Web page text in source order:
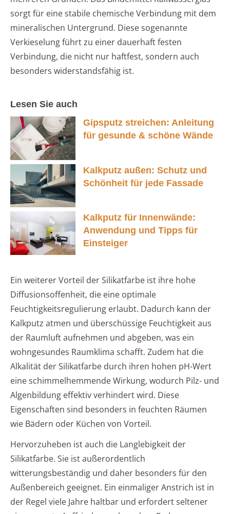
sorgt für eine stabile chemische Verbindung mit dem
mineralischen Untergrund. Diese sogenannte
Verkieselung führt zu einer dauerhaft festen
Verbindung, die nicht nur haftfest, sondern auch
besonders widerstandsfähig ist.
Lesen Sie auch
Gipsputz streichen: Anleitung
für gesunde & schöne Wände
Kalkputz außen: Schutz und
Schönheit für jede Fassade
Kalkputz für Innenwände:
Anwendung und Tipps für
Einsteiger
Ein weiterer Vorteil der Silikatfarbe ist ihre hohe
Diffusionsoffenheit, die eine optimale
Feuchtigkeitsregulierung erlaubt. Dadurch kann der
Kalkputz atmen und überschüssige Feuchtigkeit aus
der Raumluft aufnehmen und abgeben, was ein
wohngesundes Raumklima schafft. Zudem hat die
Alkalität der Silikatfarbe durch ihren hohen pH-Wert
eine schimmelhemmende Wirkung, wodurch Pilz- und
Algenbildung effektiv verhindert wird. Diese
Eigenschaften sind besonders in feuchten Räumen
wie Bädern oder Küchen von Vorteil.
Hervorzuheben ist auch die Langlebigkeit der
Silikatfarbe. Sie ist außerordentlich
witterungsbeständig und daher besonders für den
Außenbereich geeignet. Ein einmaliger Anstrich ist in
der Regel viele Jahre haltbar und erfordert seltener